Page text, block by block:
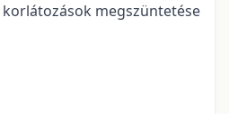
megszüntetése